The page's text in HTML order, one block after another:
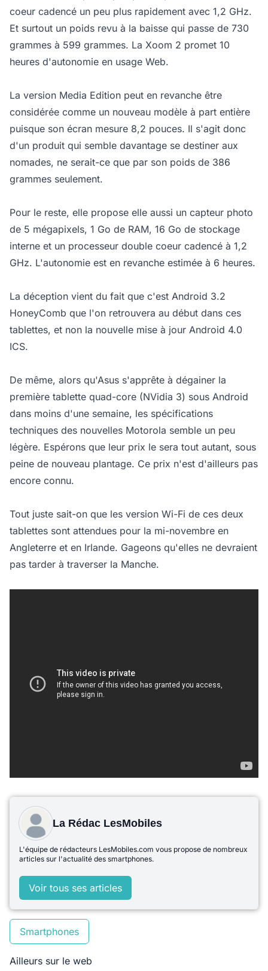
coeur cadencé un peu plus rapidement avec 1,2 GHz.
Et surtout un poids revu à la baisse qui passe de 730
grammes à 599 grammes. La Xoom 2 promet 10
heures d'autonomie en usage Web.
La version Media Edition peut en revanche être
considérée comme un nouveau modèle à part entière
puisque son écran mesure 8,2 pouces. Il s'agit donc
d'un produit qui semble davantage se destiner aux
nomades, ne serait-ce que par son poids de 386
grammes seulement.
Pour le reste, elle propose elle aussi un capteur photo
de 5 mégapixels, 1 Go de RAM, 16 Go de stockage
interne et un processeur double coeur cadencé à 1,2
GHz. L'autonomie est en revanche estimée à 6 heures.
La déception vient du fait que c'est Android 3.2
HoneyComb que l'on retrouvera au début dans ces
tablettes, et non la nouvelle mise à jour Android 4.0
ICS.
De même, alors qu'Asus s'apprête à dégainer la
première tablette quad-core (NVidia 3) sous Android
dans moins d'une semaine, les spécifications
techniques des nouvelles Motorola semble un peu
légère. Espérons que leur prix le sera tout autant, sous
peine de nouveau plantage. Ce prix n'est d'ailleurs pas
encore connu.
Tout juste sait-on que les version Wi-Fi de ces deux
tablettes sont attendues pour la mi-novembre en
Angleterre et en Irlande. Gageons qu'elles ne devraient
pas tarder à traverser la Manche.
La Rédac LesMobiles
L'équipe de rédacteurs LesMobiles.com vous propose de nombreux
articles sur l'actualité des smartphones.
Voir tous ses articles
Smartphones
Ailleurs sur le web